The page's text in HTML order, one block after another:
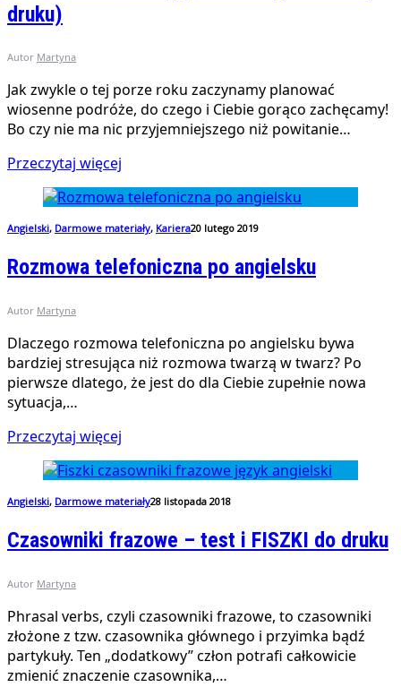
druku)
Autor Martyna
Jak zwykle o tej porze roku zaczynamy planować
wiosenne podróże, do czego i Ciebie gorąco zachęcamy!
Bo czy nie ma nic przyjemniejszego niż powitanie…
Przeczytaj więcej
Angielski, Darmowe materiały, Kariera20 lutego 2019
Rozmowa telefoniczna po angielsku
Autor Martyna
Dlaczego rozmowa telefoniczna po angielsku bywa
bardziej stresująca niż rozmowa twarzą w twarz? Po
pierwsze dlatego, że jest do dla Ciebie zupełnie nowa
sytuacja,…
Przeczytaj więcej
Angielski, Darmowe materiały28 listopada 2018
Czasowniki frazowe – test i FISZKI do druku
Autor Martyna
Phrasal verbs, czyli czasowniki frazowe, to czasowniki
złożone z tzw. czasownika głównego i przyimka bądź
partykuły. Ten „dodatkowy” człon potrafi całkowicie
zmienić znaczenie czasownika,…